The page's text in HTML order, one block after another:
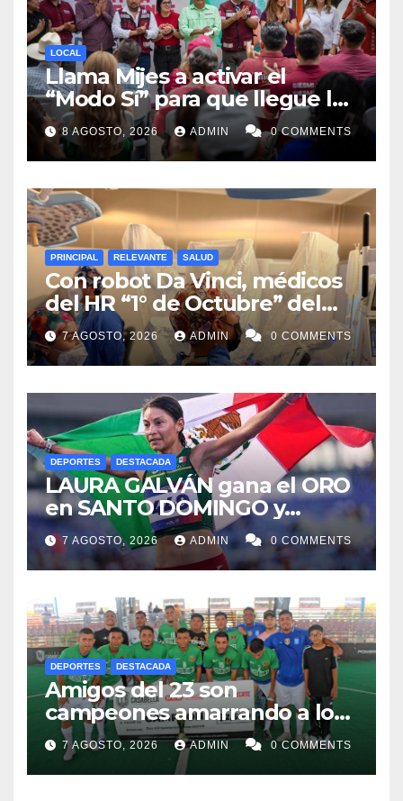
LOCAL
Llama Mijes a activar el
“Modo Sí” para que llegue la
Transformación a Nuevo
León
8 AGOSTO, 2026 ADMIN 0 COMMENTS
PRINCIPAL RELEVANTE SALUD
Con robot Da Vinci, médicos
del HR “1° de Octubre” del
ISSSTE retiran tumor renal a
paciente de 72 años
7 AGOSTO, 2026 ADMIN 0 COMMENTS
DEPORTES DESTACADA
LAURA GALVÁN gana el ORO
en SANTO DOMINGO y
dedica Medalla a sus padres
fallecidos
7 AGOSTO, 2026 ADMIN 0 COMMENTS
DEPORTES DESTACADA
Amigos del 23 son
campeones amarrando a los
“Perros Bravos”
7 AGOSTO, 2026 ADMIN 0 COMMENTS